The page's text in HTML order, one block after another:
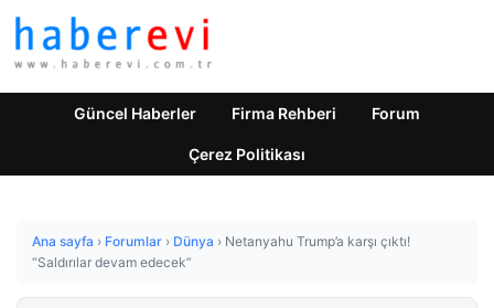
Güncel Haberler Firma Rehberi Forum
Çerez Politikası
Ana sayfa › Forumlar › Dünya › Netanyahu Trump’a karşı çıktı!
“Saldırılar devam edecek”